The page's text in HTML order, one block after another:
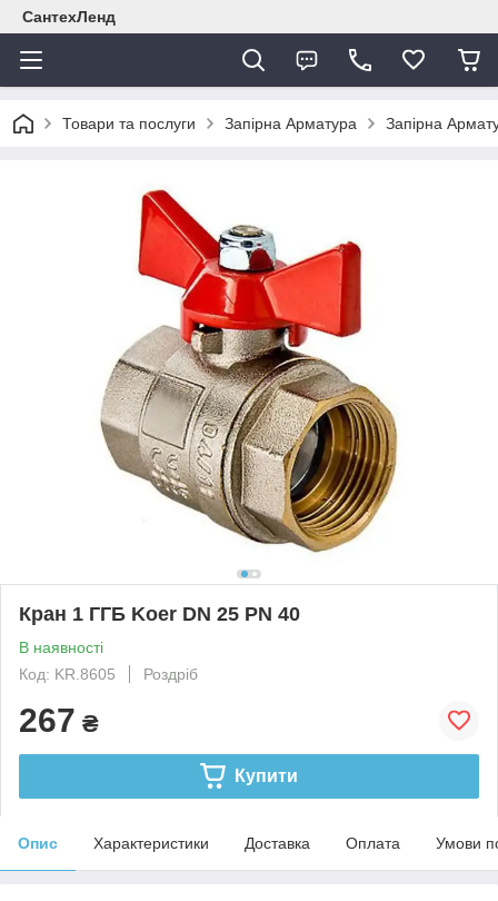
СантехЛенд
Товари та послуги Запірна Арматура Запірна
Кран 1 ГГБ Koer DN 25 PN 40
В наявності
Код: KR.8605
Роздріб
267 ₴
Купити
Опис Характеристики Доставка Оплата Умови